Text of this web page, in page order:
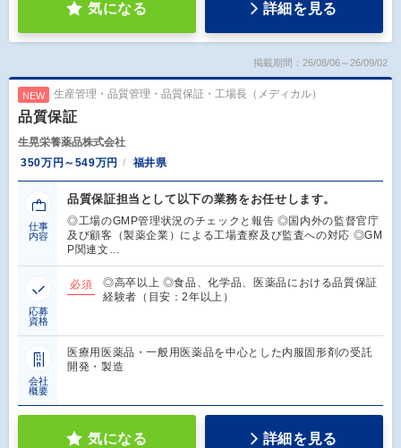
気になる 詳細を見る
掲載期間：26/08/06～26/09/02
NEW 生産管理・品質管理・品質保証・工場長（メディカル）
品質保証
生晃栄養薬品株式会社
350万円～549万円
福井県
仕事
内容
品質保証担当として以下の業務をお任せします。
◎工場のGMP管理状況のチェックと報告 ◎国内外の監督官庁
及び顧客（製薬企業）による工場査察及び監査への対応 ◎GM
P関連文…
応募
資格
必須
◎高卒以上 ◎食品、化学品、医薬品における品質保証
経験者（目安：2年以上）
会社
概要
医療用医薬品・一般用医薬品を中心とした内服固形剤の受託
開発・製造
気になる 詳細を見る